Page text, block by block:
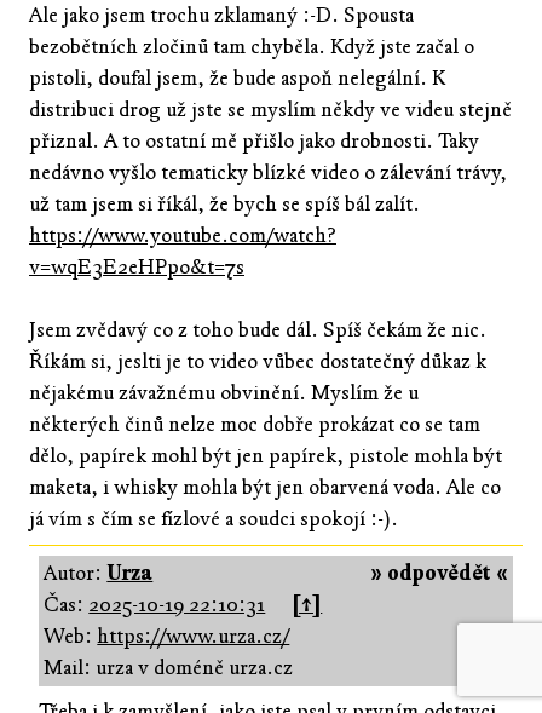
Ale jako jsem trochu zklamaný :-D. Spousta
bezobětních zločinů tam chyběla. Když jste začal o
pistoli, doufal jsem, že bude aspoň nelegální. K
distribuci drog už jste se myslím někdy ve videu stejně
přiznal. A to ostatní mě přišlo jako drobnosti. Taky
nedávno vyšlo tematicky blízké video o zálevání trávy,
už tam jsem si říkál, že bych se spíš bál zalít.
https://www.youtube.com/watch?
v=wqE3E2eHPpo&t=7s
Jsem zvědavý co z toho bude dál. Spíš čekám že nic.
Říkám si, jeslti je to video vůbec dostatečný důkaz k
nějakému závažnému obvinění. Myslím že u
některých činů nelze moc dobře prokázat co se tam
dělo, papírek mohl být jen papírek, pistole mohla být
maketa, i whisky mohla být jen obarvená voda. Ale co
já vím s čím se fízlové a soudci spokojí :-).
» odpovědět «
Autor:Urza
Čas: 2025-10-19 22:10:31
[↑]
Web:https://www.urza.cz/
Mail: urza v doméně urza.cz